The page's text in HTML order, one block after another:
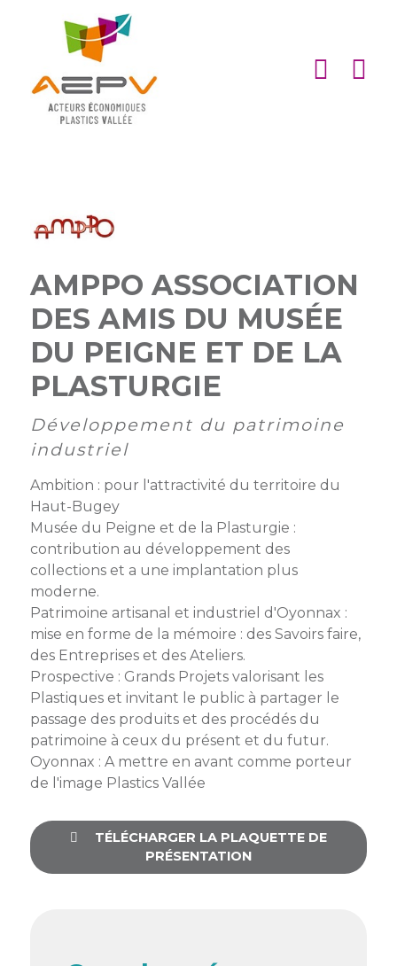
ACCUEIL
ASSOCIATION
Matinales
et
afterworks
Visites
d’entreprise
AEPV
de
managers
intermédiaires
AEPV
au
féminin
Defi
sportif
inter-
entreprises
Semaine
de
Devenir
membre
Liste
des
membres
Actualité
des
Kit
de
l’adhérent
Bâtiment
Services
PARTENARIATS
Partenaires
institutionnels
Dispositifs
partenaires
Offres
privilèges
Proposer
une
offre
privilège
EMPLOI
ACTUALITÉS
DE
L’AEPV
CONTACT
AMPPO ASSOCIATION
DES AMIS DU MUSÉE
DU PEIGNE ET DE LA
PLASTURGIE
Développement du patrimoine
industriel
Ambition : pour l'attractivité du territoire du
Haut-Bugey
Musée du Peigne et de la Plasturgie :
contribution au développement des
collections et a une implantation plus
moderne.
Patrimoine artisanal et industriel d'Oyonnax :
mise en forme de la mémoire : des Savoirs faire,
des Entreprises et des Ateliers.
Prospective : Grands Projets valorisant les
Plastiques et invitant le public à partager le
passage des produits et des procédés du
patrimoine à ceux du présent et du futur.
Oyonnax : A mettre en avant comme porteur
de l'image Plastics Vallée
TÉLÉCHARGER LA PLAQUETTE DE
PRÉSENTATION
Cookies management panel